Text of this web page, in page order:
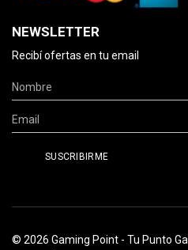
NEWSLETTER
Recibí ofertas en tu email
© 2026 Gaming Point - Tu Punto